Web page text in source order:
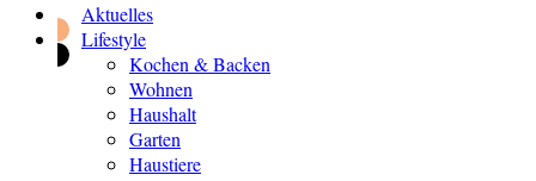
Aktuelles
Lifestyle
Kochen & Backen
Wohnen
Haushalt
Garten
Haustiere